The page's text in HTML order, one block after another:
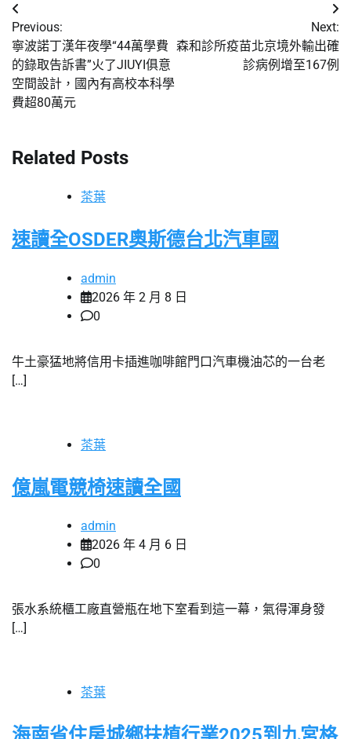
文
章
導
覽
Previous:
寧波諾丁漢年夜學“44萬學費
的錄取告訴書”火了JIUYI俱意
空間設計，國內有高校本科學
費超80萬元
Next:
森和診所疫苗北京境外輸出確
診病例增至167例
Related Posts
茶葉
速讀全OSDER奧斯德台北汽車國
admin
2026 年 2 月 8 日
0
牛土豪猛地將信用卡插進咖啡館門口汽車機油芯的一台老
[…]
茶葉
億嵐電競椅速讀全國
admin
2026 年 4 月 6 日
0
張水系統櫃工廠直營瓶在地下室看到這一幕，氣得渾身發
[…]
茶葉